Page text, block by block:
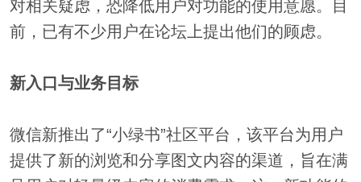
对相关疑虑，恐降低用户对功能的使用意愿。目
前，已有不少用户在论坛上提出他们的顾虑。
新入口与业务目标
微信新推出了“小绿书”社区平台，该平台为用户
提供了新的浏览和分享图文内容的渠道，旨在满